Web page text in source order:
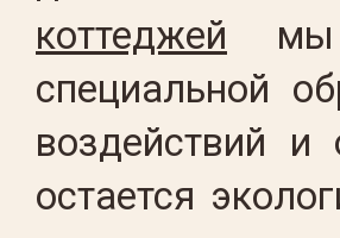
коттеджей мы
специальной
воздействий
остается